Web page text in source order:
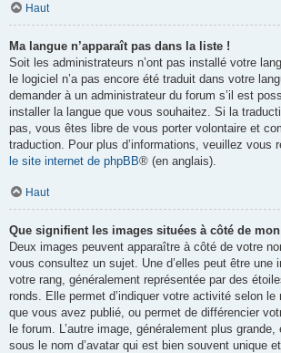
Haut
Ma langue n’apparaît pas dans la liste !
Soit les administrateurs n’ont pas installé votre
le logiciel n’a pas encore été traduit dans votre
demander à un administrateur du forum s’il est
installer la langue que vous souhaitez. Si la
pas, vous êtes libre de vous porter volontaire et
traduction. Pour plus d’informations, veuillez vous
le site internet de phpBB® (en anglais).
Haut
Que signifient les images situées à côté de
Deux images peuvent apparaître à côté de votre
vous consultez un sujet. Une d’elles peut être une
votre rang, généralement représentée par des
ronds. Elle permet d’indiquer votre activité selon le
que vous avez publié, ou permet de différencier
le forum. L’autre image, généralement plus
sous le nom d’avatar qui est bien souvent unique